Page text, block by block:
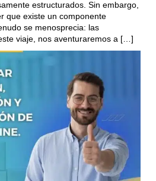
estructurados. Sin embargo,
que existe un componente
se menosprecia: las
viaje, nos aventuraremos a […]